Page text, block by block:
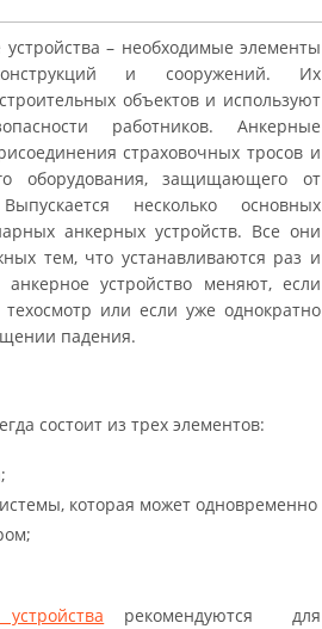
– необходимые элементы
и сооружений. Их
объектов и используют
работников. Анкерные
страховочных тросов и
оборудования, защищающего от
несколько основных
анкерных устройств. Все они
тем, что устанавливаются раз и
анкерное устройство меняют, если
или если уже однократно
падения.
состоит из трех элементов:
которая может одновременно
рекомендуются для